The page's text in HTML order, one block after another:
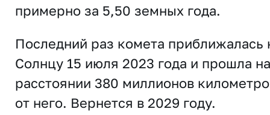
примерно за 5,50 земных года.
Последний раз комета приближалась
Солнцу 15 июля 2023 года и прошла на
расстоянии 380 миллионов
от него. Вернется в 2029 году.